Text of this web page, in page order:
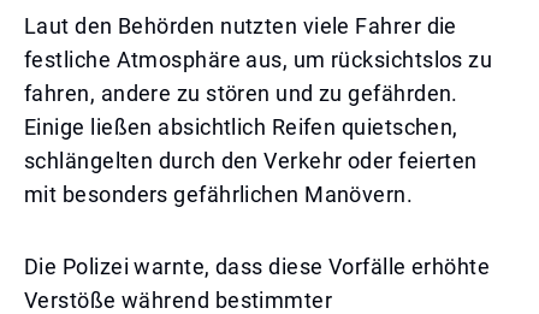
Laut den Behörden nutzten viele Fahrer die
festliche Atmosphäre aus, um rücksichtslos zu
fahren, andere zu stören und zu gefährden.
Einige ließen absichtlich Reifen quietschen,
schlängelten durch den Verkehr oder feierten
mit besonders gefährlichen Manövern.
Die Polizei warnte, dass diese Vorfälle erhöhte
Verstöße während bestimmter